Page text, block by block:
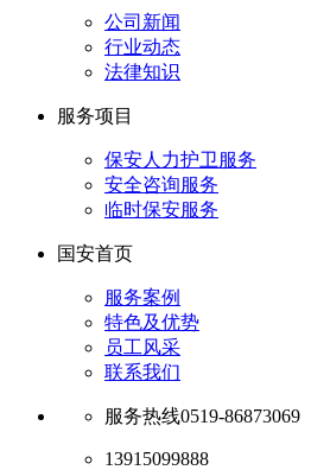
公司新闻
行业动态
法律知识
服务项目
保安人力护卫服务
安全咨询服务
临时保安服务
国安首页
服务案例
特色及优势
员工风采
联系我们
服务热线0519-86873069
13915099888